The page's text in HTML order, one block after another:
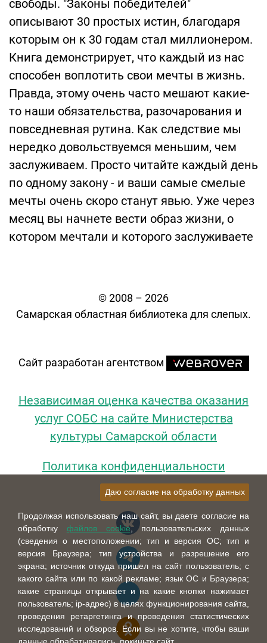
свободы. "Законы победителей"
описывают 30 простых истин, благодаря
которым он к 30 годам стал миллионером.
Книга демонстрирует, что каждый из нас
способен воплотить свои мечты в жизнь.
Правда, этому очень часто мешают какие-
то наши обязательства, разочарования и
повседневная рутина. Как следствие мы
нередко довольствуемся меньшим, чем
заслуживаем. Просто читайте каждый день
по одному закону - и ваши самые смелые
мечты очень скоро станут явью. Уже через
месяц вы начнете вести образ жизни, о
котором мечтали и которого заслуживаете
© 2008 – 2026
Самарская областная библиотека для слепых.
Сайт разработан агентством
Независимая оценка качества оказания
услуг СОБС на сайте Министерства
культуры Самарской области
Политика конфиденциальности
Даю согласие на обработку данных
Продолжая использовать наш сайт, вы даете согласие на
обработку файлов cookie, пользовательских данных
(сведения о местоположении; тип и версия ОС; тип и
версия Браузера; тип устройства и разрешение его
экрана; источник откуда пришел на сайт пользователь; с
какого сайта или по какой рекламе; язык ОС и Браузера;
какие страницы открывает и на какие кнопки нажимает
пользователь; ip-адрес) в целях функционирования сайта,
проведения ретаргетинга и проведения статистических
исследований и обзоров. Если вы не хотите, чтобы ваши
данные обрабатывались, покиньте сайт.